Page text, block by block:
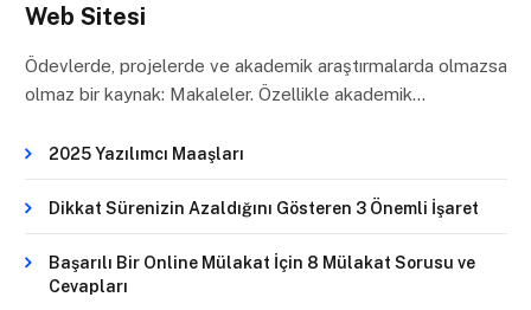
Web Sitesi
Ödevlerde, projelerde ve akademik araştırmalarda olmazsa
olmaz bir kaynak: Makaleler. Özellikle akademik…
2025 Yazılımcı Maaşları
Dikkat Sürenizin Azaldığını Gösteren 3 Önemli İşaret
Başarılı Bir Online Mülakat İçin 8 Mülakat Sorusu ve
Cevapları